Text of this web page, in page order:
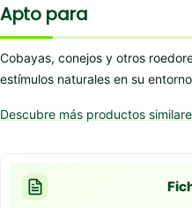
Apto para
Cobayas, conejos y otros
estímulos naturales en su
Descubre más productos